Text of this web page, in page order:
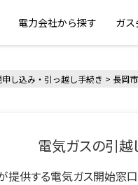
電力会社から探す ガ
し込み・引っ越し手続き > 長岡市
電気ガスの引越
提供する電気ガス開始窓